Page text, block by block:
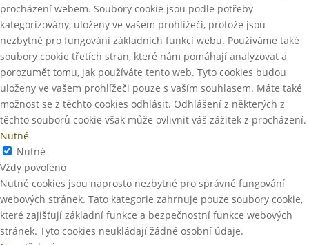
procházení webem. Soubory cookie jsou podle potřeby
kategorizovány, uloženy ve vašem prohlížeči, protože jsou
nezbytné pro fungování základních funkcí webu. Používáme také
soubory cookie třetích stran, které nám pomáhají analyzovat a
porozumět tomu, jak používáte tento web. Tyto cookies budou
uloženy ve vašem prohlížeči pouze s vaším souhlasem. Máte také
možnost se z těchto cookies odhlásit. Odhlášení z některých z
těchto souborů cookie však může ovlivnit váš zážitek z procházení.
Nutné
Nutné
Vždy povoleno
Nutné cookies jsou naprosto nezbytné pro správné fungování
webových stránek. Tato kategorie zahrnuje pouze soubory cookie,
které zajišťují základní funkce a bezpečnostní funkce webových
stránek. Tyto cookies neukládají žádné osobní údaje.